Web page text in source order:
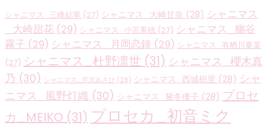
シャニマス_三峰結華 (27) シャニマス_大崎甘奈 (28) シャニマス
_大崎甜花 (29) シャニマス_小宮果穂 (27) シャニマス_幽谷
霧子 (29) シャニマス_月岡恋鐘 (29) シャニマス_有栖川夏葉
(27) シャニマス_杜野凛世 (31) シャニマス_櫻木真
乃 (30) シャニマス_芹沢あさひ (26) シャニマス_西城樹里 (28) シャ
ニマス_風野灯織 (30) シャニマス_黛冬優子 (28) プロセ
カ_MEIKO (31) プロセカ_初音ミク